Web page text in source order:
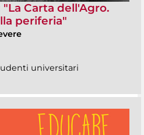
Carta dell'Agro.
periferia"
universitari